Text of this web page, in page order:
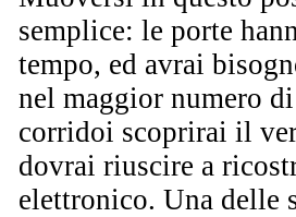
semplice: le porte
tempo, ed avrai
nel maggior numero
corridoi scoprirai il
dovrai riuscire a
elettronico. Una delle